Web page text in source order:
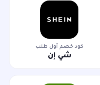
كود خصم أول طلب
شي إن